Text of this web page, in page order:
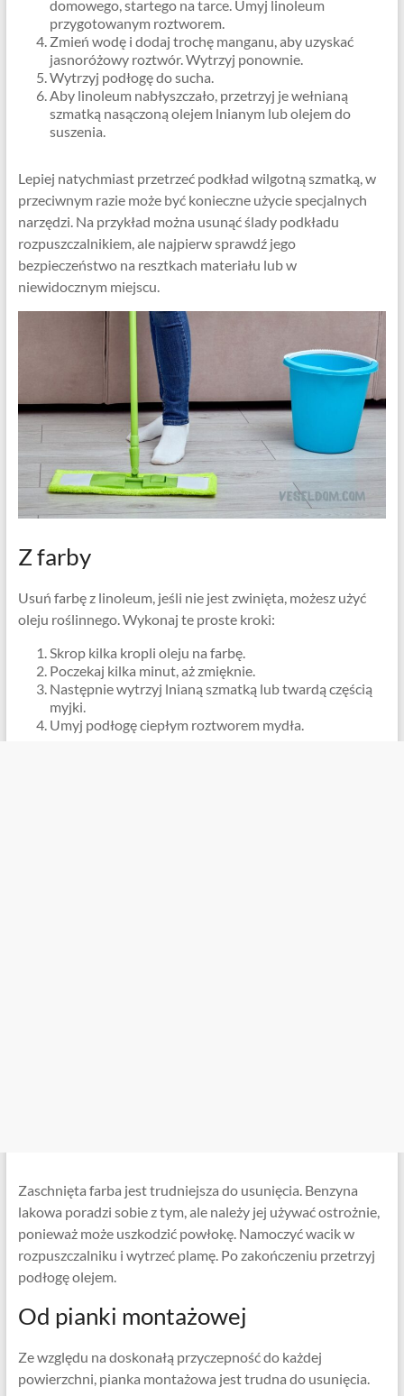
domowego, startego na tarce. Umyj linoleum
przygotowanym roztworem.
Zmień wodę i dodaj trochę manganu, aby uzyskać
jasnoróżowy roztwór. Wytrzyj ponownie.
Wytrzyj podłogę do sucha.
Aby linoleum nabłyszczało, przetrzyj je wełnianą
szmatką nasączoną olejem lnianym lub olejem do
suszenia.
Lepiej natychmiast przetrzeć podkład wilgotną szmatką, w
przeciwnym razie może być konieczne użycie specjalnych
narzędzi. Na przykład można usunąć ślady podkładu
rozpuszczalnikiem, ale najpierw sprawdź jego
bezpieczeństwo na resztkach materiału lub w
niewidocznym miejscu.
Z farby
Usuń farbę z linoleum, jeśli nie jest zwinięta, możesz użyć
oleju roślinnego. Wykonaj te proste kroki:
Skrop kilka kropli oleju na farbę.
Poczekaj kilka minut, aż zmięknie.
Następnie wytrzyj lnianą szmatką lub twardą częścią
myjki.
Umyj podłogę ciepłym roztworem mydła.
Zaschnięta farba jest trudniejsza do usunięcia. Benzyna
lakowa poradzi sobie z tym, ale należy jej używać ostrożnie,
ponieważ może uszkodzić powłokę. Namoczyć wacik w
rozpuszczalniku i wytrzeć plamę. Po zakończeniu przetrzyj
podłogę olejem.
Od pianki montażowej
Ze względu na doskonałą przyczepność do każdej
powierzchni, pianka montażowa jest trudna do usunięcia.